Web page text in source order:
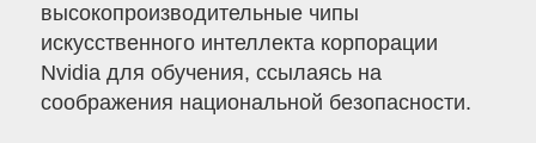
высокопроизводительные чипы
искусственного интеллекта корпорации
Nvidia для обучения, ссылаясь на
соображения национальной безопасности.